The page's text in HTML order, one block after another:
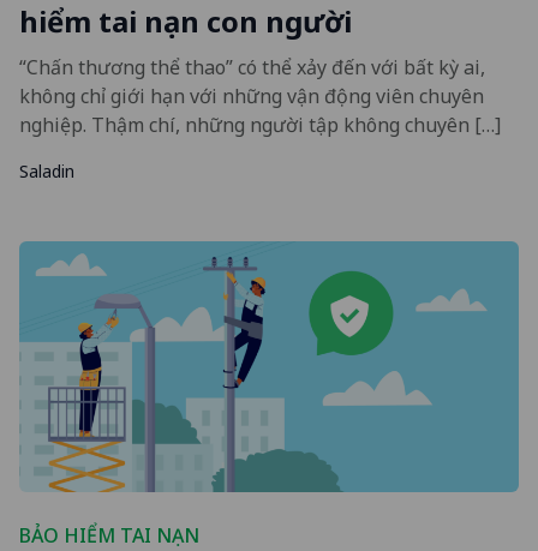
hiểm tai nạn con người
“Chấn thương thể thao” có thể xảy đến với bất kỳ ai,
không chỉ giới hạn với những vận động viên chuyên
nghiệp. Thậm chí, những người tập không chuyên […]
Saladin
BẢO HIỂM TAI NẠN